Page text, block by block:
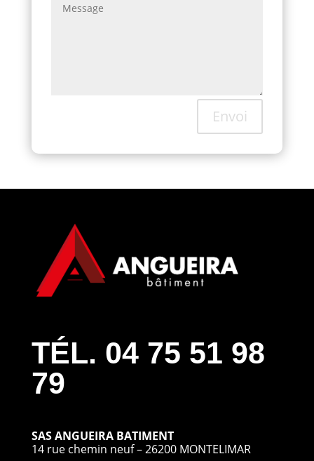
Envoi
TÉL. 04 75 51 98
79
SAS ANGUEIRA BATIMENT
14 rue chemin neuf – 26200 MONTELIMAR